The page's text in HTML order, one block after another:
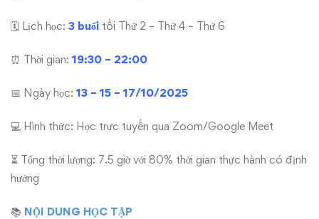
🗓 Lịch học: 3 buổi tối Thứ 2 – Thứ 4 – Thứ 6
⏰ Thời gian:19:30 – 22:00
📅 Ngày học:13 – 15 – 17/10/2025
💻 Hình thức: Học trực tuyến qua Zoom/Google Meet
⏳ Tổng thời lượng: 7.5 giờ với 80% thời gian thực hành có định
hướng
📚 NỘI DUNG HỌC TẬP